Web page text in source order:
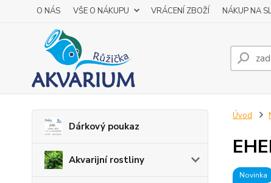
O NÁS VŠE O NÁKUPU VRÁCENÍ ZBOŽÍ NÁKUP NA
Dárkový poukaz
Akvarijní rostliny
Úvod
Novinka